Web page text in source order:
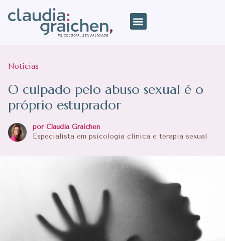
Notícias
O culpado pelo abuso sexual é o
próprio estuprador
por Claudia Graichen
Especialista em psicologia clínica e terapia sexual